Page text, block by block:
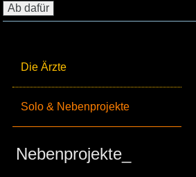
Die Ärzte
Solo & Nebenprojekte
Nebenprojekte_